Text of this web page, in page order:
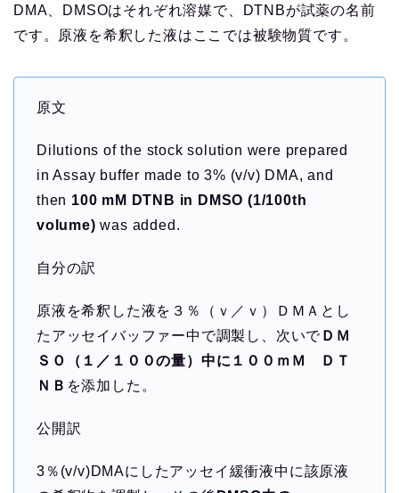
DMA、DMSOはそれぞれ溶媒で、DTNBが試薬の名前
です。原液を希釈した液はここでは被験物質です。
原文
Dilutions of the stock solution were prepared
in Assay buffer made to 3% (v/v) DMA, and
then 100 mM DTNB in DMSO (1/100th
volume) was added.
自分の訳
原液を希釈した液を３％（ｖ／ｖ）ＤＭＡとし
たアッセイバッファー中で調製し、次いでＤＭ
ＳＯ（１／１００の量）中に１００ｍＭ ＤＴ
ＮＢ を添加した。
公開訳
3％(v/v)DMAにしたアッセイ緩衝液中に該原液